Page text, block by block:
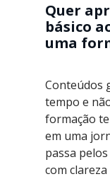
Quer
básico
uma
Conteúdos
tempo e
formação
em uma
passa
com clareza